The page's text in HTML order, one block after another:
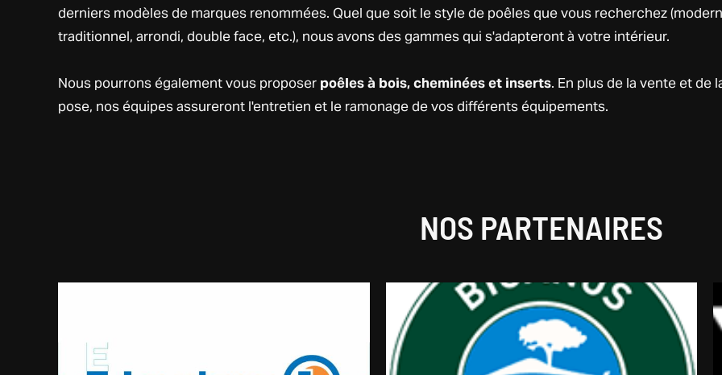
derniers modèles de marques renommées. Quel que soit le style de poêles que vous recherchez
traditionnel, arrondi, double face, etc.), nous avons des gammes qui s'adapteront à votre intérieur.
Nous pourrons également vous proposer poêles à bois, cheminées et inserts. En plus de la vente et de
pose, nos équipes assureront l'entretien et le ramonage de vos différents équipements.
NOS PARTENAIRES